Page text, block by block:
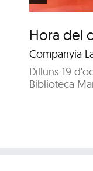
Hora del
Companyia
Dilluns 19
Biblioteca